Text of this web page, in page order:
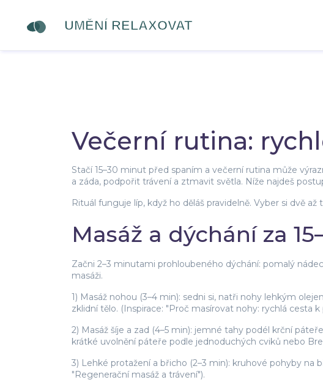
Večerní rutina:
Stačí 15–30 minut před spaním a večerní rutina může
a záda, podpořit trávení a ztmavit světla. Níže najdeš
Rituál funguje líp, když ho děláš pravidelně. Vyber si dvě
Masáž a dýchání za
Začni 2–3 minutami prohloubeného dýchání: pomalý
masáži.
1) Masáž nohou (3–4 min): sedni si, natři nohy lehkým
zklidní tělo. (Inspirace: "Proč masírovat nohy: rychlá cesta k
2) Masáž šíje a zad (4–5 min): jemné tahy podél krční
krátké uvolnění páteře podle jednoduchých cviků nebo
3) Lehké protažení a břicho (2–3 min): kruhové pohyby na
"Regenerační masáž a trávení").